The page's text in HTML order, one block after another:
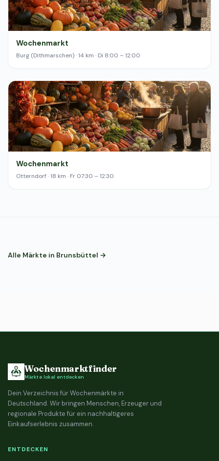
Wochenmarkt
Burg (Dithmarschen) · 14 km · Di 8:00 – 12:00
Wochenmarkt
Otterndorf · 18 km · Fr 07:30 – 12:30
Alle Märkte in Brunsbüttel →
Wochenmarktfinder
Märkte lokal entdecken
Dein Verzeichnis für Wochenmärkte in
Deutschland. Wir bringen Menschen, Erzeuger und
regionale Produkte für ein nachhaltigeres
Einkaufserlebnis zusammen.
ENTDECKEN